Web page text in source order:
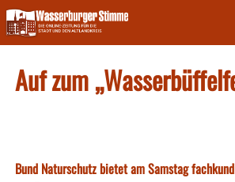
Skip
to
content
Auf zum
Bund Naturschutz bietet am Samstag